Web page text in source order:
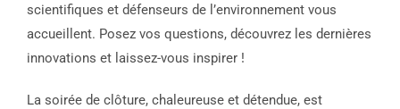
scientifiques et défenseurs de l’environnement vous
accueillent. Posez vos questions, découvrez les dernières
innovations et laissez-vous inspirer !
La soirée de clôture, chaleureuse et détendue, est